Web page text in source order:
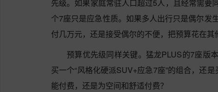
先级。如果家庭常驻人口超过5人，且经常需
个7座只是应急性质。如果多人出行只是偶尔发
付几万元，还是接受偶尔的不便，把预算花在
预算优先级同样关键。猛龙PLUS的7座版
买一个“风格化硬派SUV+应急7座”的组合，还
能付费，还是为空间和舒适付费？